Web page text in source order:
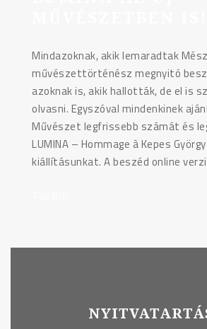
Mindazoknak, akik lemaradtak
művészettörténész megnyitó
azoknak is, akik hallották, de el is
olvasni. Egyszóval mindenkinek
Művészet legfrissebb számát és
LUMINA – Hommage à Kepes György
kiállításunkat. A beszéd online
Művészetben